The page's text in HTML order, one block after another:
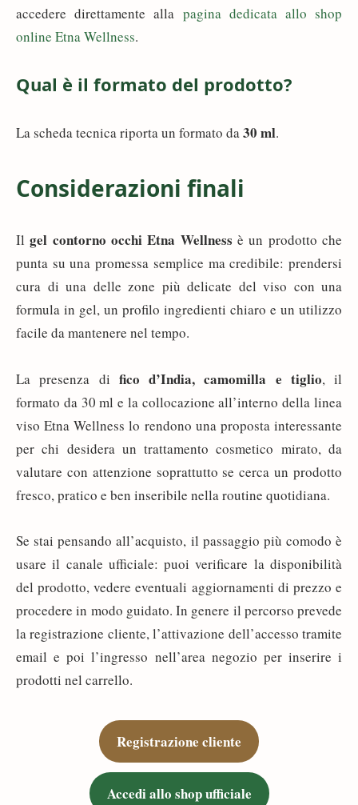
accedere direttamente alla pagina dedicata allo shop
online Etna Wellness.
Qual è il formato del prodotto?
La scheda tecnica riporta un formato da30 ml.
Considerazioni finali
Ilgel contorno occhi Etna Wellness è un prodotto che
punta su una promessa semplice ma credibile: prendersi
cura di una delle zone più delicate del viso con una
formula in gel, un profilo ingredienti chiaro e un utilizzo
facile da mantenere nel tempo.
La presenza di fico d’India, camomilla e tiglio, il
formato da 30 ml e la collocazione all’interno della linea
viso Etna Wellness lo rendono una proposta interessante
per chi desidera un trattamento cosmetico mirato, da
valutare con attenzione soprattutto se cerca un prodotto
fresco, pratico e ben inseribile nella routine quotidiana.
Se stai pensando all’acquisto, il passaggio più comodo è
usare il canale ufficiale: puoi verificare la disponibilità
del prodotto, vedere eventuali aggiornamenti di prezzo e
procedere in modo guidato. In genere il percorso prevede
la registrazione cliente, l’attivazione dell’accesso tramite
email e poi l’ingresso nell’area negozio per inserire i
prodotti nel carrello.
Registrazione cliente
Accedi allo shop ufficiale